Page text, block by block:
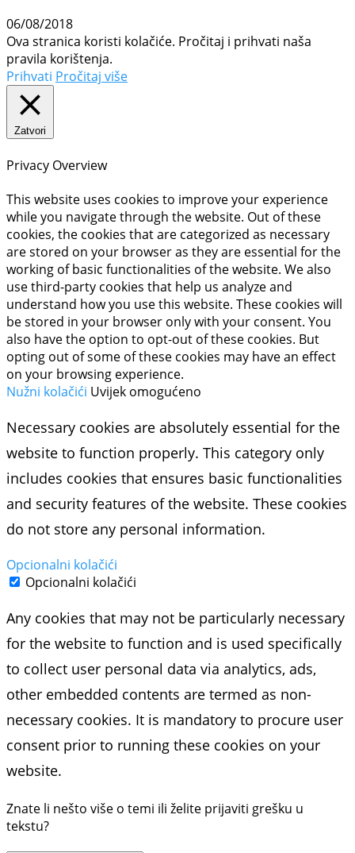
06/08/2018
Ova stranica koristi kolačiće. Pročitaj i prihvati naša
pravila korištenja.
Prihvati Pročitaj više
Zatvori
Privacy Overview
This website uses cookies to improve your experience
while you navigate through the website. Out of these
cookies, the cookies that are categorized as necessary
are stored on your browser as they are essential for the
working of basic functionalities of the website. We also
use third-party cookies that help us analyze and
understand how you use this website. These cookies will
be stored in your browser only with your consent. You
also have the option to opt-out of these cookies. But
opting out of some of these cookies may have an effect
on your browsing experience.
Nužni kolačići Uvijek omogućeno
Necessary cookies are absolutely essential for the
website to function properly. This category only
includes cookies that ensures basic functionalities
and security features of the website. These cookies
do not store any personal information.
Opcionalni kolačići
Opcionalni kolačići
Any cookies that may not be particularly necessary
for the website to function and is used specifically
to collect user personal data via analytics, ads,
other embedded contents are termed as non-
necessary cookies. It is mandatory to procure user
consent prior to running these cookies on your
website.
Znate li nešto više o temi ili želite prijaviti grešku u
tekstu?